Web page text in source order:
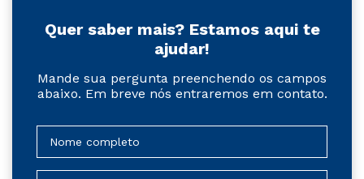
Quer saber mais? Estamos aqui te
ajudar!
Mande sua pergunta preenchendo os campos
abaixo. Em breve nós entraremos em contato.